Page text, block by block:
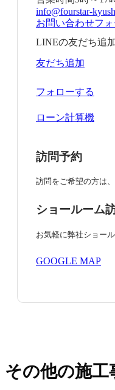
info@fourstar-
お問い合わせフォ
LINEの友だち追
友だち追加
フォローする
ローン計算機
訪問予約
訪問をご希望の方は
ショールーム
お気軽に弊社ショー
GOOGLE MAP
その他の施工